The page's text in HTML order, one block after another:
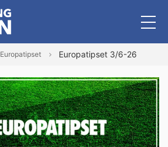
Europatipset Europatipset 3/6-26